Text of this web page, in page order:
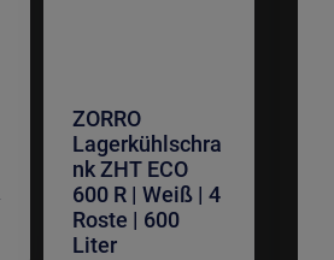
ZORRO
Lagerkühlschra
nk ZHT ECO
600 R | Weiß | 4
Roste | 600
Liter